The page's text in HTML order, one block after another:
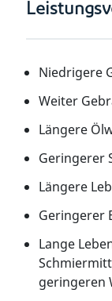
Niedrigere
Weiter
Längere
Geringerer
Längere
Geringerer
Lange
geringeren